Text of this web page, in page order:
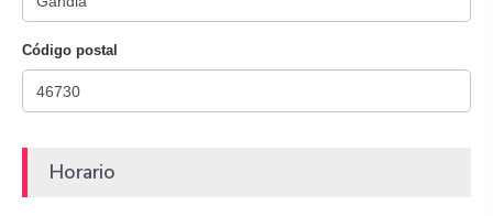
Código postal
Horario